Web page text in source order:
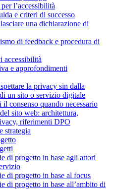
l’accessibilità
e criteri di successo
una dichiarazione di
di feedback e procedura di
accessibilità
e approfondimenti
la privacy sin dalla
un sito o servizio digitale
consenso quando necessario
sito web: architettura,
riferimenti DPO
strategia
di progetto in base agli attori
di progetto in base al focus
di progetto in base all’ambito di